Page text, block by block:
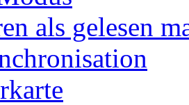
als gelesen